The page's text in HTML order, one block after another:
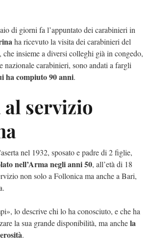
di giorni fa l’appuntato dei carabinieri in
ha ricevuto la visita dei carabinieri del
insieme a diversi colleghi già in congedo,
nazionale carabinieri, sono andati a fargli
ha compiuto 90 anni.
al servizio
nel 1932, sposato e padre di 2 figlie,
nell’Arma negli anni 50, all’età di 18
non solo a Follonica ma anche a Bari,
lo descrive chi lo ha conosciuto, e che ha
la sua grande disponibilità, ma anchela
.